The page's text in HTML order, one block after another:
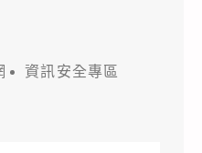
資訊安全專區